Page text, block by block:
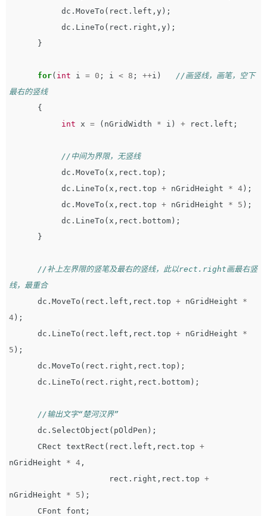
dc . MoveTo ( rect . left , y );
dc . LineTo ( rect . right , y );
}
for( int i = 0 ; i < 8 ; ++i )
//画竖线，画笔，空下
最右的竖线
{
int x = ( nGridWidth * i ) + rect . left ;
//中间为界限，无竖线
dc . MoveTo ( x , rect . top );
dc . LineTo ( x , rect . top + nGridHeight * 4 );
dc . MoveTo ( x , rect . top + nGridHeight * 5 );
dc . LineTo ( x , rect . bottom );
}
//补上左界限的竖笔及最右的竖线，此以rect.right画最右竖
线，最重合
dc . MoveTo ( rect . left , rect . top + nGridHeight
*
4 );
dc . LineTo ( rect . left , rect . top + nGridHeight
*
5 );
dc . MoveTo ( rect . right , rect . top );
dc . LineTo ( rect . right , rect . bottom );
//输出文字“楚河汉界”
dc . SelectObject ( pOldPen );
CRect textRect ( rect . left , rect . top +
nGridHeight
* 4 ,
rect . right , rect . top +
nGridHeight
* 5 );
CFont
font ;